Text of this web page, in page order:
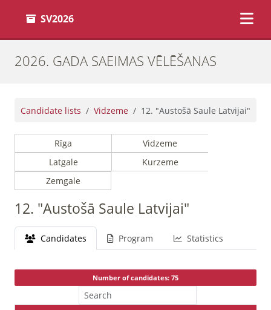
SV2026
2026. GADA SAEIMAS VĒLĒŠANAS
Candidate lists Vidzeme 12. "Austošā Saule Latvijai"
Rīga
Vidzeme
Latgale
Kurzeme
Zemgale
12. "Austošā Saule Latvijai"
Candidates Program Statistics
Number of candidates: 75